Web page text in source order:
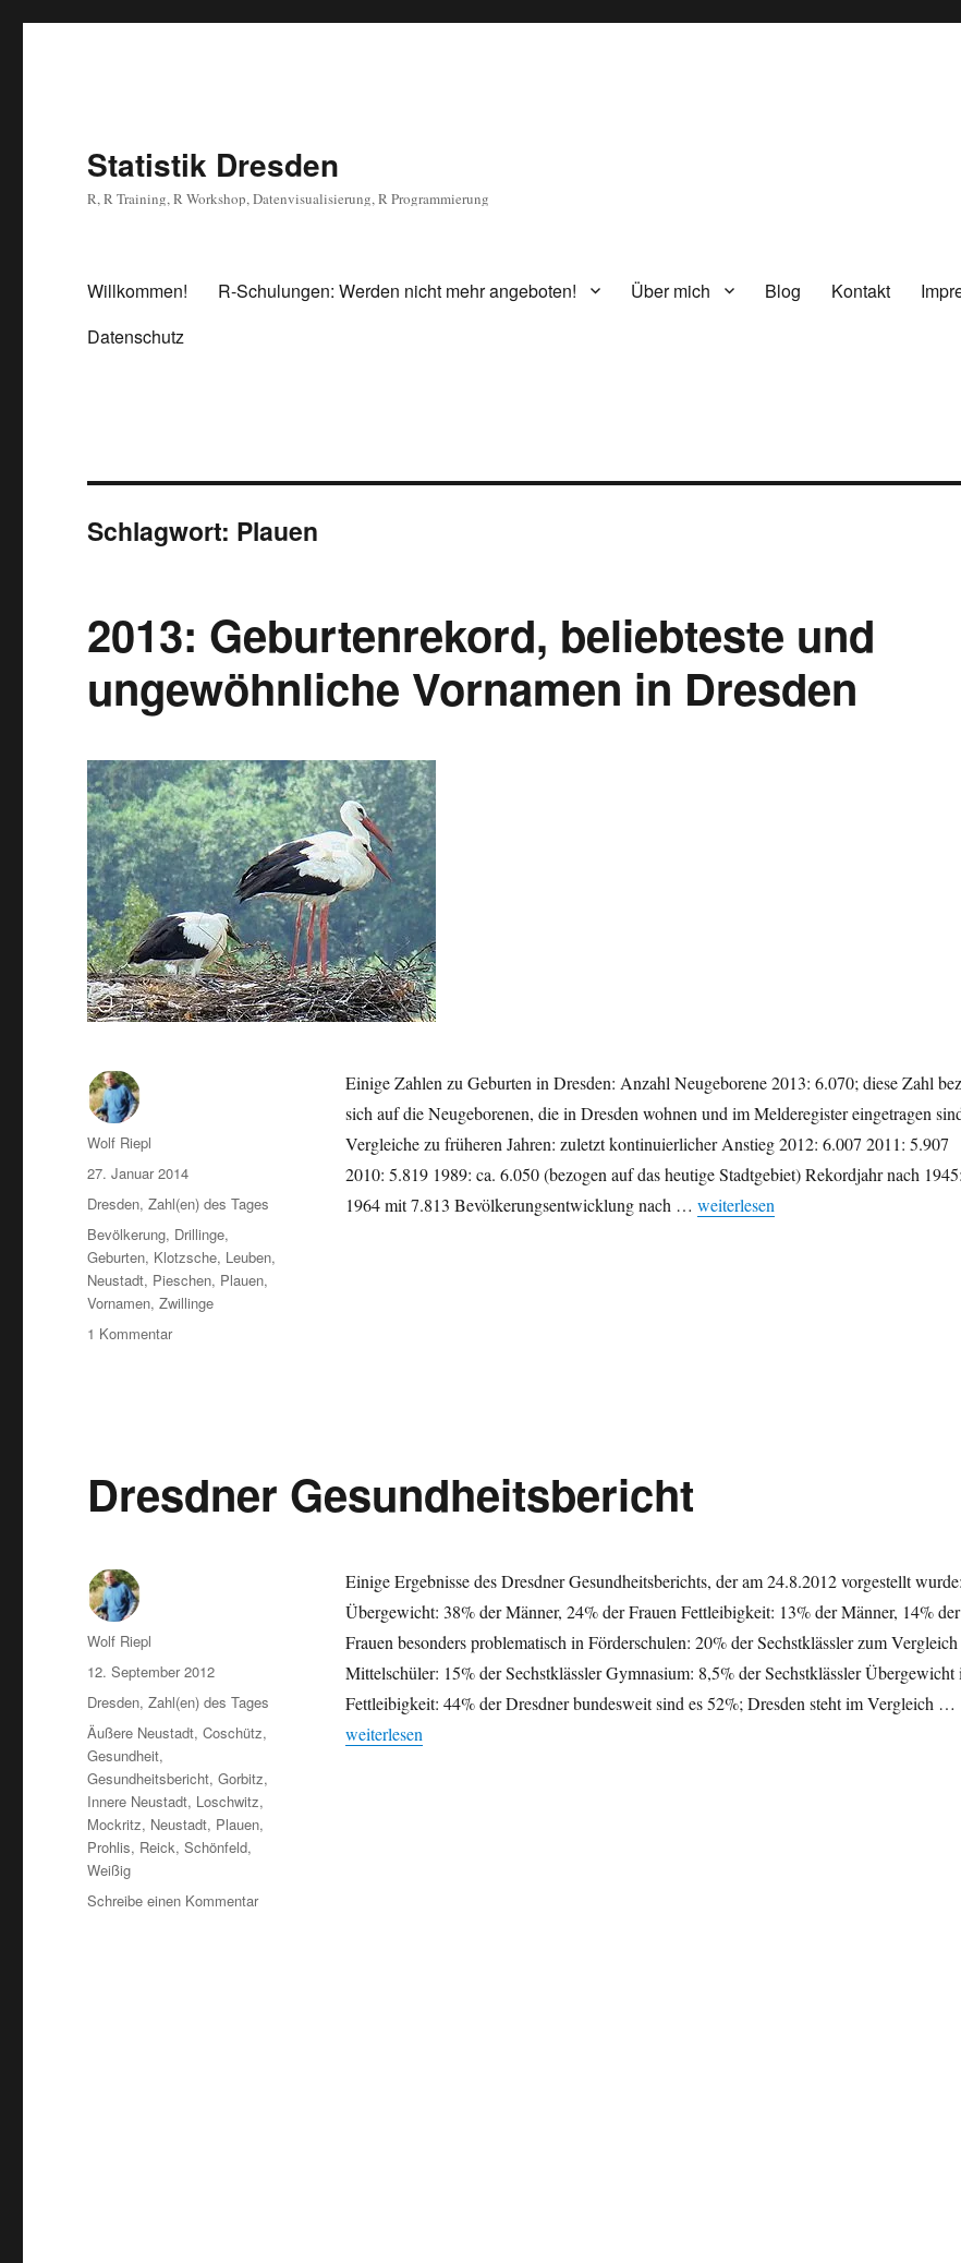
Statistik Dresden
R, R Training, R Workshop, Datenvisualisierung, R Programmierung
Willkommen! R-Schulungen: Werden nicht mehr angeboten! Über mich Blog Kontakt
Datenschutz
Schlagwort: Plauen
2013: Geburtenrekord, beliebteste und
ungewöhnliche Vornamen in Dresden
Einige Zahlen zu Geburten in Dresden: Anzahl Neugeborene 2013: 6.070; diese Zahl
sich auf die Neugeborenen, die in Dresden wohnen und im Melderegister eingetragen
Vergleiche zu früheren Jahren: zuletzt kontinuierlicher Anstieg 2012: 6.007 2011: 5.907
2010: 5.819 1989: ca. 6.050 (bezogen auf das heutige Stadtgebiet) Rekordjahr nach 1945:
1964 mit 7.813 Bevölkerungsentwicklung nach … „2013: Geburtenrekord, beliebteste
weiterlesen
Autor
Wolf Riepl
Veröffentlicht
am
27. Januar 2014
Kategorien
Dresden,Zahl(en) des Tages
Schlagwörter
Bevölkerung, Drillinge,
Geburten, Klotzsche, Leuben,
Neustadt, Pieschen, Plauen,
Vornamen,Zwillinge
1 Kommentarzu
in
Dresden
Dresdner Gesundheitsbericht
Einige Ergebnisse des Dresdner Gesundheitsberichts, der am 24.8.2012 vorgestellt wurde:
Übergewicht: 38% der Männer, 24% der Frauen Fettleibigkeit: 13% der Männer, 14% der
Frauen besonders problematisch in Förderschulen: 20% der Sechstklässler zum Vergleich
Mittelschüler: 15% der Sechstklässler Gymnasium: 8,5% der Sechstklässler Übergewicht
Fettleibigkeit: 44% der Dresdner bundesweit sind es 52%; Dresden steht im Vergleich …
„Dresdner Gesundheitsbericht“
weiterlesen
Autor
Wolf Riepl
Veröffentlicht
am
12. September 2012
Kategorien
Dresden,Zahl(en) des Tages
Schlagwörter
Äußere Neustadt,Coschütz,
Gesundheit,
Gesundheitsbericht,Gorbitz,
Innere Neustadt, Loschwitz,
Mockritz, Neustadt, Plauen,
Prohlis, Reick,Schönfeld,
Weißig
Schreibe einen Kommentarzu